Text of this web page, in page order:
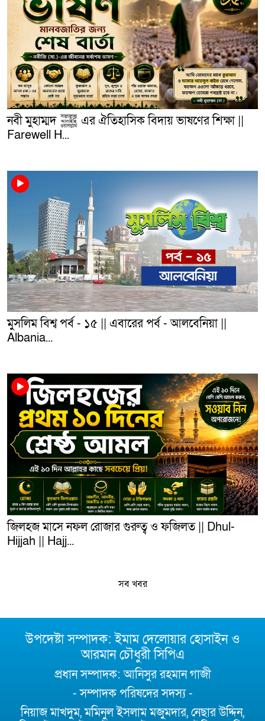
নবী মুহাম্মদ ﷺ এর ঐতিহাসিক বিদায় ভাষণের শিক্ষা ||
Farewell H...
মুসলিম বিশ্ব পর্ব - ১৫ || এবারের পর্ব - আলবেনিয়া ||
Albania...
জিলহজ মাসে নফল রোজার গুরুত্ব ও ফজিলত || Dhul-
Hijjah || Hajj...
সব খবর
উপদেষ্টা সম্পাদক: ইমাম দেলোয়ার হোসাইন ও
আরমান চৌধুরী সিপিএ
প্রধান সম্পাদক: আনিসুর রহমান গাজী
- সম্পাদক পরিষদের সদস্য -
নিয়াজ মাখদুম, মমিনুল ইসলাম মজুমদার, নেছার উদ্দিন,